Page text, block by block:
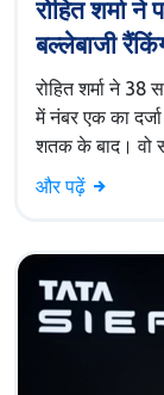
रोहित शर्मा
बल्लेबाजी
रोहित शर्मा ने
में नंबर एक का
शतक के बाद। वो
और पढ़ें